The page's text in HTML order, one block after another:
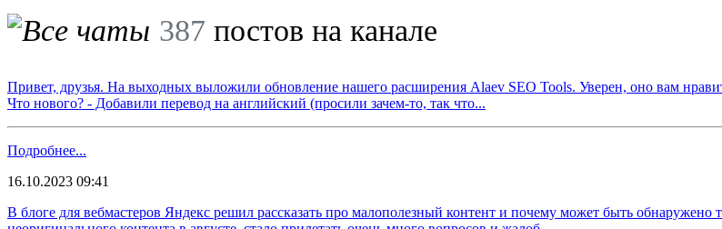
387 постов на канале
​​Привет, друзья. На выходных выложили обновление нашего расширения Alaev SEO Tools. Уверен, оно вам
Что нового? - Добавили перевод на английский (просили зачем-то, так что...
Подробнее...
16.10.2023 09:41
В блоге для вебмастеров Яндекс решил рассказать про малополезный контент и почему может быть